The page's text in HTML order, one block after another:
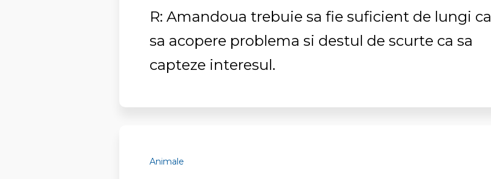
R: Amandoua trebuie sa fie suficient de lungi ca
sa acopere problema si destul de scurte ca sa
capteze interesul.
Animale